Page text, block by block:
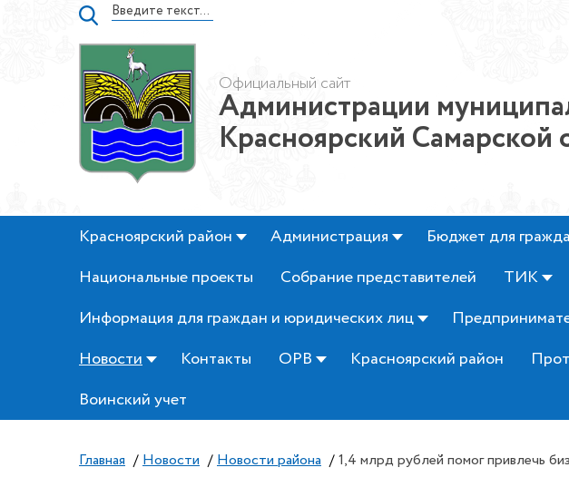
Официальный сайт
Администрации
Красноярский Самарской
Красноярский район Администрация Бюджет для
Национальные проекты
Собрание представителей ТИК
Информация для граждан и юридических лиц
Новости
Контакты ОРВ Красноярский район
Воинский учет
Главная / Новости / Новости района / 1,4 млрд рублей помог привлечь